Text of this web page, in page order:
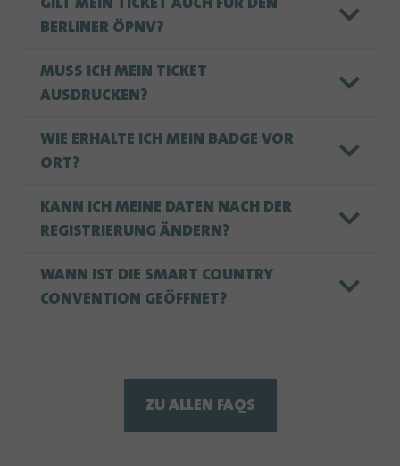
BERLINER ÖPNV?
MUSS ICH MEIN TICKET
AUSDRUCKEN?
WIE ERHALTE ICH MEIN BADGE VOR
ORT?
KANN ICH MEINE DATEN NACH DER
REGISTRIERUNG ÄNDERN?
WANN IST DIE SMART COUNTRY
CONVENTION GEÖFFNET?
ZU ALLEN FAQS